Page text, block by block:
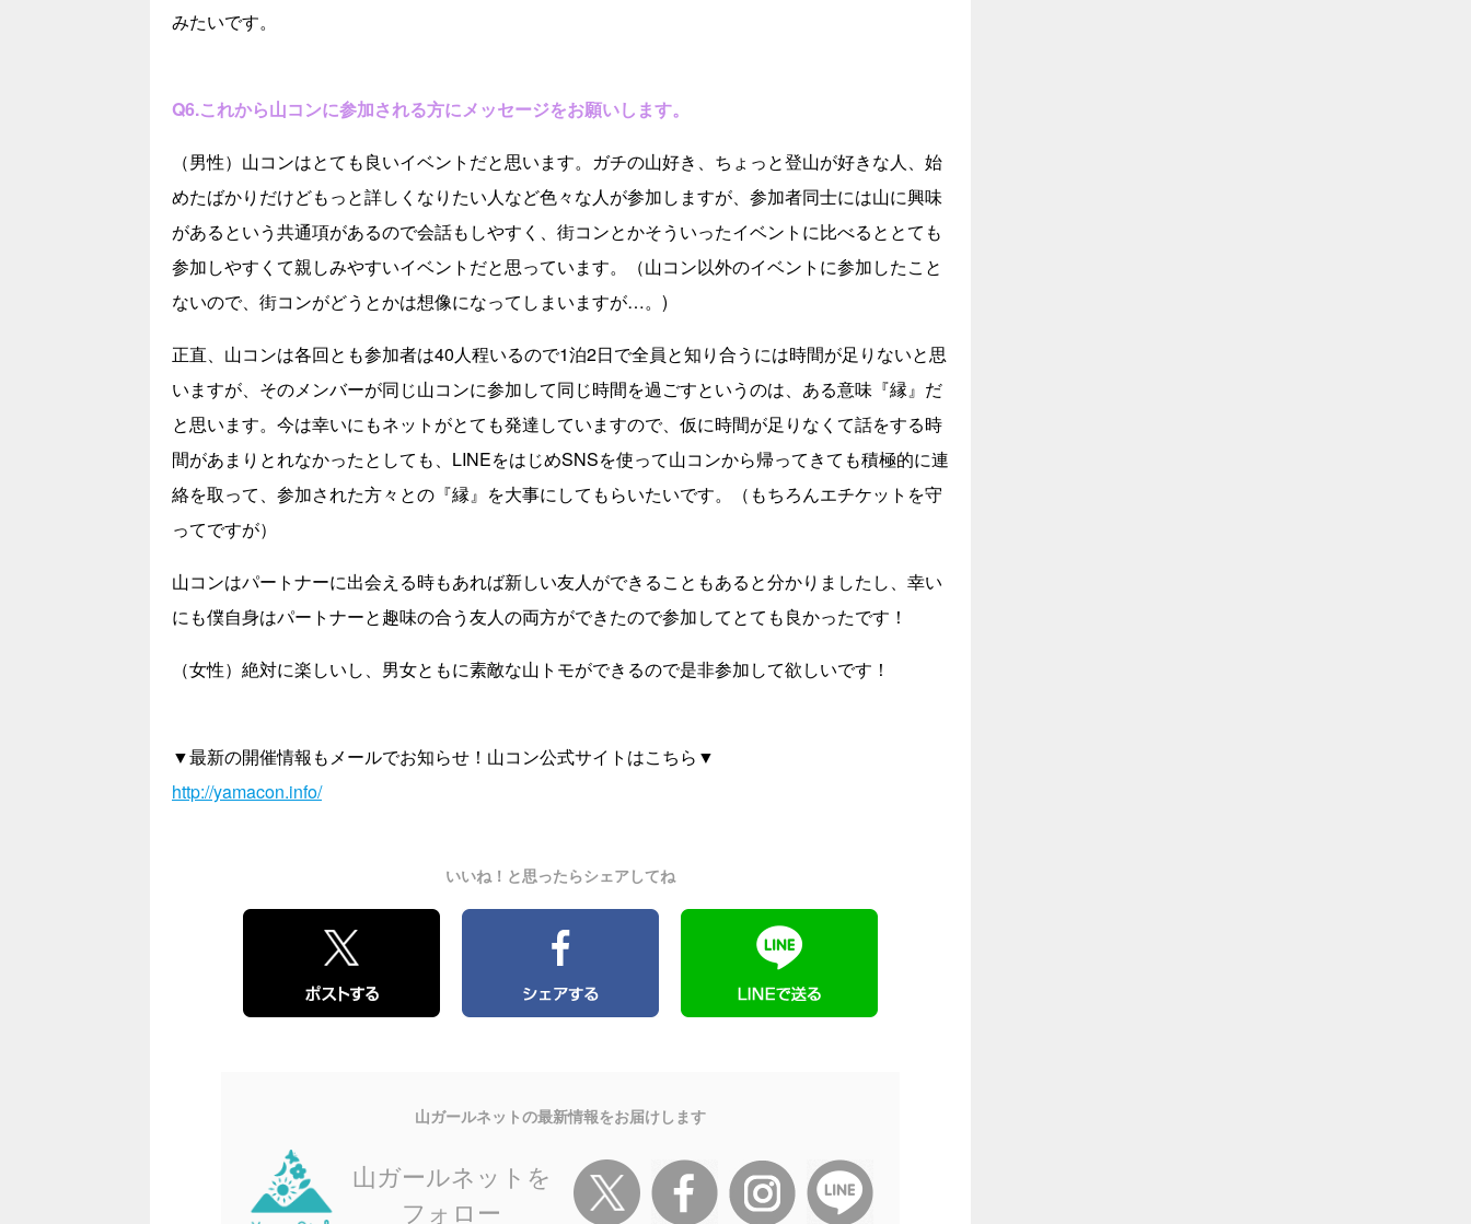
みたいです。
Q6.これから山コンに参加される方にメッセージをお願いします。
（男性）山コンはとても良いイベントだと思います。ガチの山好き、ちょっと登山が好きな人、始
めたばかりだけどもっと詳しくなりたい人など色々な人が参加しますが、参加者同士には山に興味
があるという共通項があるので会話もしやすく、街コンとかそういったイベントに比べるととても
参加しやすくて親しみやすいイベントだと思っています。（山コン以外のイベントに参加したこと
ないので、街コンがどうとかは想像になってしまいますが…。)
正直、山コンは各回とも参加者は40人程いるので1泊2日で全員と知り合うには時間が足りないと思
いますが、そのメンバーが同じ山コンに参加して同じ時間を過ごすというのは、ある意味『縁』だ
と思います。今は幸いにもネットがとても発達していますので、仮に時間が足りなくて話をする時
間があまりとれなかったとしても、LINEをはじめSNSを使って山コンから帰ってきても積極的に連
絡を取って、参加された方々との『縁』を大事にしてもらいたいです。（もちろんエチケットを守
ってですが）
山コンはパートナーに出会える時もあれば新しい友人ができることもあると分かりましたし、幸い
にも僕自身はパートナーと趣味の合う友人の両方ができたので参加してとても良かったです！
（女性）絶対に楽しいし、男女ともに素敵な山トモができるので是非参加して欲しいです！
▼最新の開催情報もメールでお知らせ！山コン公式サイトはこちら▼
http://yamacon.info/
いいね！と思ったらシェアしてね
山ガールネットの最新情報をお届けします
山ガールネットを
フォロー